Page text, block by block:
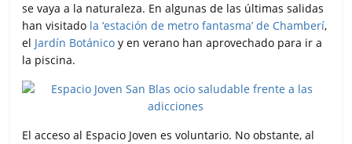
se vaya a la naturaleza. En algunas de las últimas salidas
han visitado la ‘estación de metro fantasma’ de Chamberí,
el Jardín Botánico y en verano han aprovechado para ir a
la piscina.
El acceso al Espacio Joven es voluntario. No obstante, al